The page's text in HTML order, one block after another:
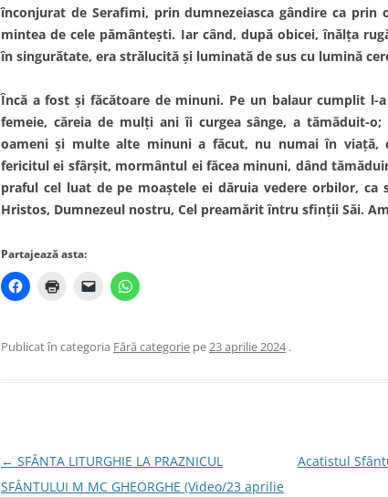
înconjurat de Serafimi, prin dumnezeiasca gândire ca prin
mintea de cele pământești. Iar când, după obicei, înălța
în singurătate, era strălucită și luminată de sus cu lumină
Încă a fost și făcătoare de minuni. Pe un balaur cumplit l-
femeie, căreia de mulți ani îi curgea sânge, a tămăduit-
oameni și multe alte minuni a făcut, nu numai în viață,
fericitul ei sfârșit, mormântul ei făcea minuni, dând
praful cel luat de pe moaștele ei dăruia vedere orbilor, ca
Hristos, Dumnezeul nostru, Cel preamărit întru sfinții Săi.
Partajează asta:
Publicat în categoria Fără categorie pe23 aprilie 2024 .
Navigare
în
← SFÂNTA LITURGHIE LA PRAZNICUL
SFÂNTULUI M MC GHEORGHE (Video/23 aprilie
Acatistul